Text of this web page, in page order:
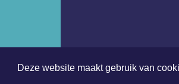
Deze website maakt gebruik van
Copyright (c) 2026 |